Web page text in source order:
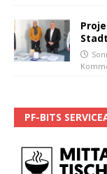
PF-BITS